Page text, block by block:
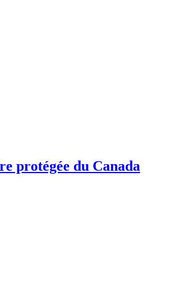
protégée du Canada